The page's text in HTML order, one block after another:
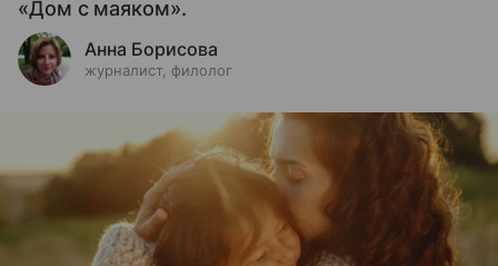
«Дом с маяком».
Анна Борисова
журналист, филолог